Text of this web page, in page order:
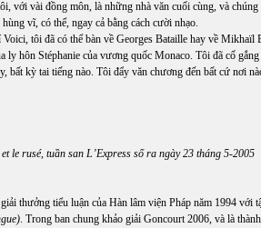
với vài đồng môn, là những nhà văn cuối cùng, và chúng
vĩ, có thể, ngay cả bằng cách cười nhạo.
Voici, tôi đã có thể bàn về Georges Bataille hay về Mikhaïl
ly hôn Stéphanie của vương quốc Monaco. Tôi đã cố
bất kỳ tai tiếng nào. Tôi đẩy văn chương đến bất cứ nơi
le rusé, tuần san L’Express số ra ngày 23 tháng 5-2005
thưởng tiểu luận của Hàn lâm viện Pháp năm 1994 với
. Trong ban chung khảo giải Goncourt 2006, và là